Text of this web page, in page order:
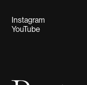
Instagram
YouTube